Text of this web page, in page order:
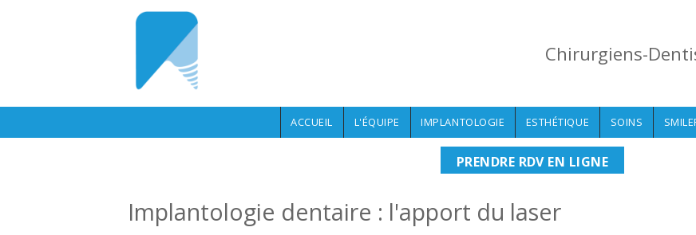
Aller au contenu principal
Chirurgiens-
ACCUEIL L'ÉQUIPE IMPLANTOLOGIE ESTHÉTIQUE SOINS
PRENDRE RDV EN LIGNE
Implantologie dentaire : l'apport du laser